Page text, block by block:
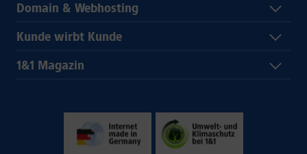
Domain & Webhosting
Kunde wirbt Kunde
1&1 Magazin